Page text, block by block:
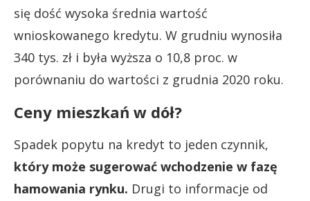
się dość wysoka średnia wartość
wnioskowanego kredytu. W grudniu wynosiła
340 tys. zł i była wyższa o 10,8 proc. w
porównaniu do wartości z grudnia 2020 roku.
Ceny mieszkań w dół?
Spadek popytu na kredyt to jeden czynnik,
który może sugerować wchodzenie w fazę
hamowania rynku. Drugi to informacje od